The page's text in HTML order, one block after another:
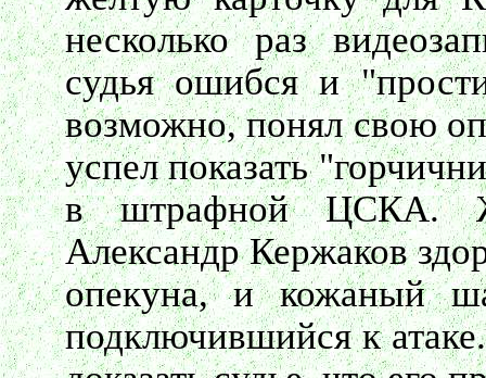
несколько раз
судья ошибся и
возможно, понял свою
успел показать
в штрафной ЦСКА.
Александр Кержаков
опекуна, и кожаный
подключившийся к